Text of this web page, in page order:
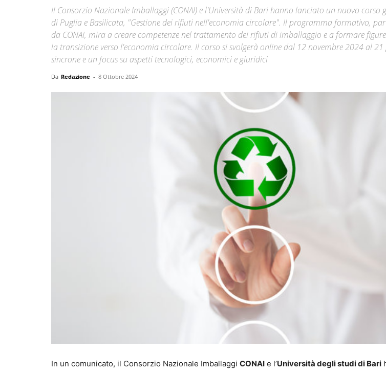
Città
Il Consorzio Nazionale Imballaggi (CONAI) e l'Università di Bari hanno lanciato un nuovo
di Puglia e Basilicata, "Gestione dei rifiuti nell'economia circolare". Il programma formativo,
da CONAI, mira a creare competenze nel trattamento dei rifiuti di imballaggio e a formare
la transizione verso l'economia circolare. Il corso si svolgerà online dal 12 novembre 2024 al
sincrone e un focus su aspetti tecnologici, economici e giuridici
Da Redazione - 8 Ottobre 2024
In un comunicato, il Consorzio Nazionale Imballaggi CONAI e l’Università degli studi di Bari